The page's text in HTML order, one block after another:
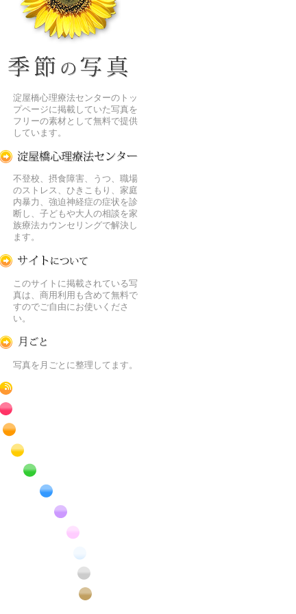
淀屋橋心理療法センターのトッ
プページに掲載していた写真を
フリーの素材として無料で提供
しています。
不登校、摂食障害、うつ、職場
のストレス、ひきこもり、家庭
内暴力、強迫神経症の症状を診
断し、子どもや大人の相談を家
族療法カウンセリングで解決し
ます。
このサイトに掲載されている写
真は、商用利用も含めて無料で
すのでご自由にお使いくださ
い。
写真を月ごとに整理してます。
RSS
赤色の花のフリー写真素材
橙色の花のフリー写真素材
黄色の花のフリー写真素材
緑色の花のフリー写真素材
青色の花のフリー写真素材
紫色の花のフリー写真素材
白色の花のフリー写真素材
昆虫のフリー写真素材